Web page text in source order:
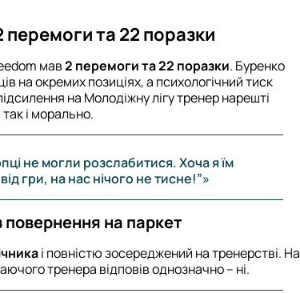
та 22 поразки
мав2 перемоги та 22 поразки. Буренко
на окремих позиціях, а психологічний тиск
на Молодіжну лігу тренер нарешті
і морально.
не могли розслабитися. Хоча я їм
гри, на нас нічого не тисне!”»
повернення на паркет
і повністю зосереджений на тренерстві. На
тренера відповів однозначно – ні.